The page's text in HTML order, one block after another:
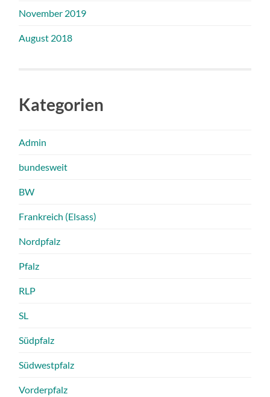
November 2019
August 2018
Kategorien
Admin
bundesweit
BW
Frankreich (Elsass)
Nordpfalz
Pfalz
RLP
SL
Südpfalz
Südwestpfalz
Vorderpfalz